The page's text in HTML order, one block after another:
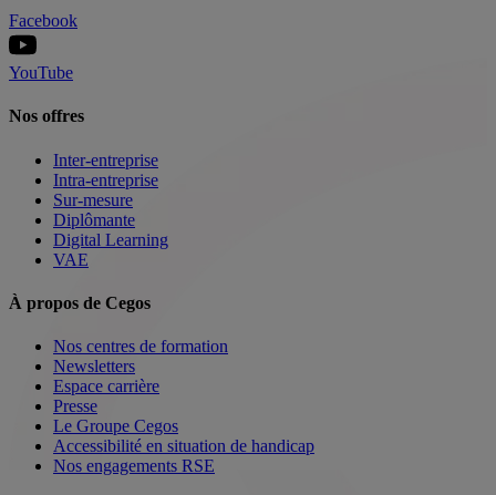
Facebook
YouTube
Nos offres
Inter-entreprise
Intra-entreprise
Sur-mesure
Diplômante
Digital Learning
VAE
À propos de Cegos
Nos centres de formation
Newsletters
Espace carrière
Presse
Le Groupe Cegos
Accessibilité en situation de handicap
Nos engagements RSE